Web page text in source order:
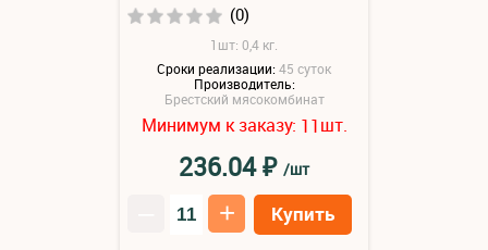
(0)
1шт: 0,4 кг.
Сроки реализации:45 суток
Производитель:
Брестский мясокомбинат
Минимум к заказу: 11шт.
236.04₽ /шт
+ Купить